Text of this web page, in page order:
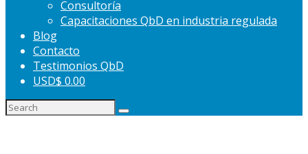
Consultoría
Capacitaciones QbD en industria regulada
Blog
Contacto
Testimonios QbD
USD$ 0.00